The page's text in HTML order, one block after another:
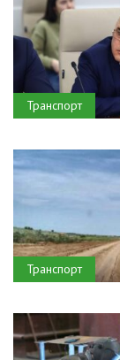
Транспорт
Транспорт